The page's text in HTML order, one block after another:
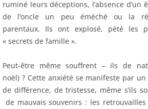
ruminé leurs déceptions, l’absence d’un
de l’oncle un peu éméché ou la
parentaux. Ils ont explosé, pété les
« secrets de famille ».
Peut-être même souffrent – ils de
noël) ? Cette anxiété se manifeste par
de différence, de tristesse, même s’ils
de mauvais souvenirs : les